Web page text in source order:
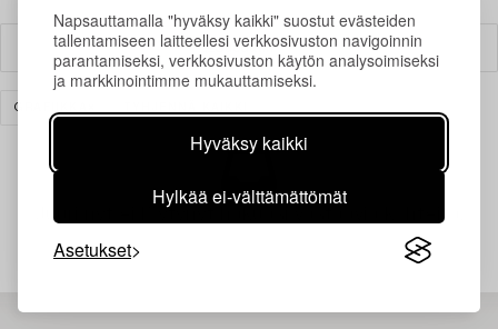
Napsauttamalla "hyväksy kaikki" suostut evästeiden
tallentamiseen laitteellesi verkkosivuston navigoinnin
parantamiseksi, verkkosivuston käytön analysoimiseksi
ja markkinointimme mukauttamiseksi.
Hyväksy kaikki
Hylkää ei-välttämättömät
Asetukset
Suodatin
GRAFIIKKA
Juuri nyt ei löytynyt hakuasi vastaavia kohteita.